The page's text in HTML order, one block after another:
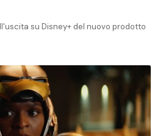
su Disney+ del nuovo prodotto